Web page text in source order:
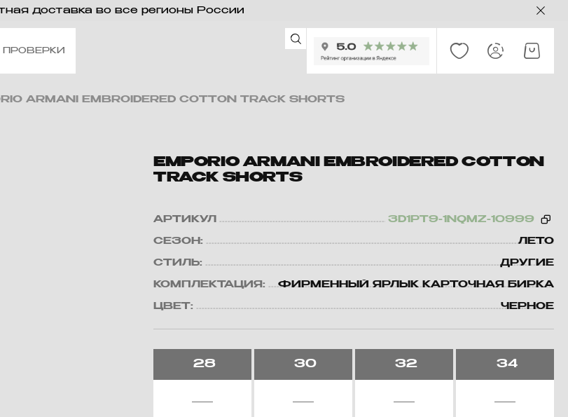
доставка во все регионы России
ARMANI EMBROIDERED COTTON TRACK SHORTS
EMPORIO ARMANI EMBROIDERED COTTON
TRACK SHORTS
АРТИКУЛ 3D1PT9-1NQMZ-10999
СЕЗОН: ЛЕТО
СТИЛЬ: ДРУГИЕ
КОМПЛЕКТАЦИЯ: ФИРМЕННЫЙ ЯРЛЫК КАРТОЧНАЯ БИРКА
ЦВЕТ: ЧЕРНОЕ
28 30 32 34